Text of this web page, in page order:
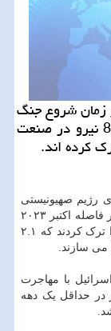
زمان شروع جنگ
ویرانگر غزه در اکتبر 2023، بالاتر از 8300 نیرو در صنعت
کرده اند.
رژیم صهیونیستی
در گزارشی اعلام نمود که ۸۳۰۰ کارمند فناوری در فاصله اکتبر ۲۰۲۳
تا ژوئیه ۲۰۲۴، سرزمین های اشغالی فلسطین را ترک کردند که ۲.۱
می سازند.
با مهاجرت
نخستین بار در حداقل یک دهه